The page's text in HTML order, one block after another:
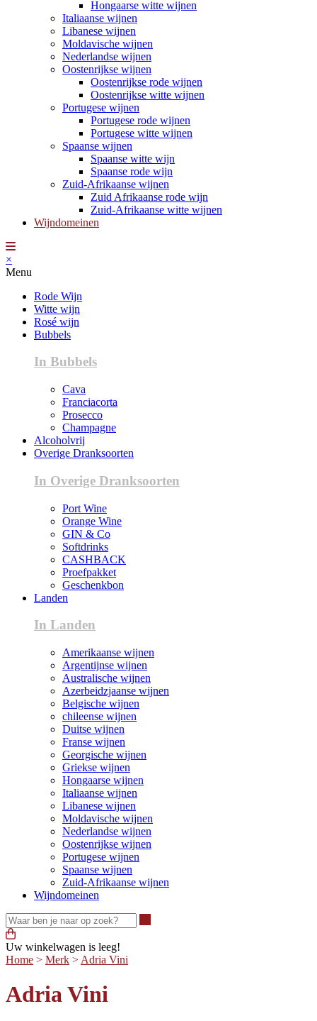
Hongaarse witte wijnen
Italiaanse wijnen
Libanese wijnen
Moldavische wijnen
Nederlandse wijnen
Oostenrijkse wijnen
Oostenrijkse rode wijnen
Oostenrijkse witte wijnen
Portugese wijnen
Portugese rode wijnen
Portugese witte wijnen
Spaanse wijnen
Spaanse witte wijn
Spaanse rode wijn
Zuid-Afrikaanse wijnen
Zuid Afrikaanse rode wijn
Zuid-Afrikaanse witte wijnen
Wijndomeinen
×
Menu
Rode Wijn
Witte wijn
Rosé wijn
Bubbels
In Bubbels
Cava
Franciacorta
Prosecco
Champagne
Alcoholvrij
Overige Dranksoorten
In Overige Dranksoorten
Port Wine
Orange Wine
GIN & Co
Softdrinks
CASHBACK
Proefpakket
Geschenkbon
Landen
In Landen
Amerikaanse wijnen
Argentijnse wijnen
Australische wijnen
Azerbeidzjaanse wijnen
Belgische wijnen
chileense wijnen
Duitse wijnen
Franse wijnen
Georgische wijnen
Griekse wijnen
Hongaarse wijnen
Italiaanse wijnen
Libanese wijnen
Moldavische wijnen
Nederlandse wijnen
Oostenrijkse wijnen
Portugese wijnen
Spaanse wijnen
Zuid-Afrikaanse wijnen
Wijndomeinen
Uw winkelwagen is leeg!
Home > Merk > Adria Vini
Adria Vini